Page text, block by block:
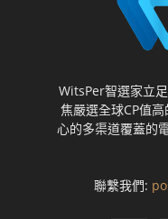
WitsPer智選家立
焦嚴選全球CP值
心的多渠道覆蓋的
聯繫我們: